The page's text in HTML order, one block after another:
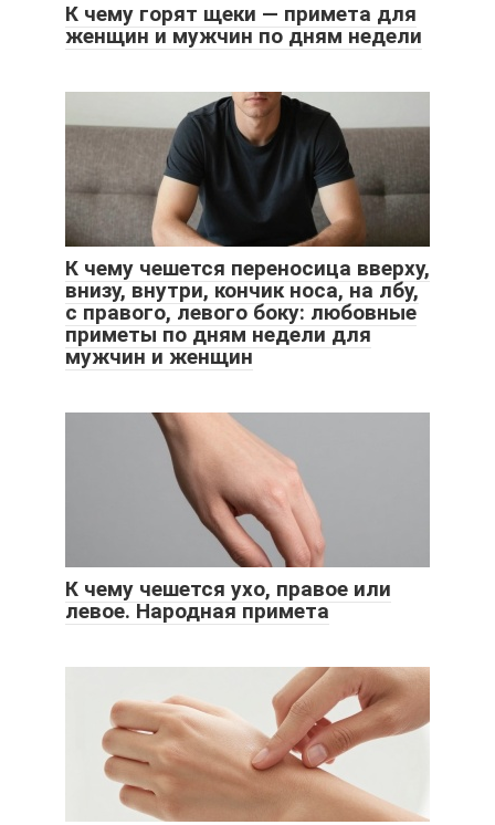
К чему горят щеки — примета для
женщин и мужчин по дням недели
К чему чешется переносица вверху,
внизу, внутри, кончик носа, на лбу,
с правого, левого боку: любовные
приметы по дням недели для
мужчин и женщин
К чему чешется ухо, правое или
левое. Народная примета